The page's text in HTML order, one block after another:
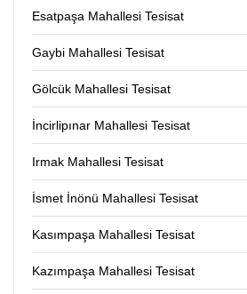
Esatpaşa Mahallesi Tesisat
Gaybi Mahallesi Tesisat
Gölcük Mahallesi Tesisat
İncirlipınar Mahallesi Tesisat
Irmak Mahallesi Tesisat
İsmet İnönü Mahallesi Tesisat
Kasımpaşa Mahallesi Tesisat
Kazımpaşa Mahallesi Tesisat